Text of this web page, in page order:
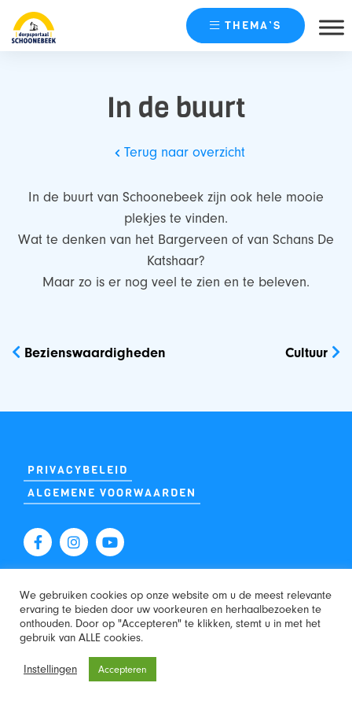
THEMA’S
In de buurt
Terug naar overzicht
In de buurt van Schoonebeek zijn ook hele mooie
plekjes te vinden.
Wat te denken van het Bargerveen of van Schans De
Katshaar?
Maar zo is er nog veel te zien en te beleven.
navigatie
Bezienswaardigheden Cultuur
PRIVACYBELEID
ALGEMENE VOORWAARDEN
WEBSITE:
We gebruiken cookies op onze website om u de meest relevante
ervaring te bieden door uw voorkeuren en herhaalbezoeken te
onthouden. Door op "Accepteren" te klikken, stemt u in met het
gebruik van ALLE cookies.
Instellingen Accepteren